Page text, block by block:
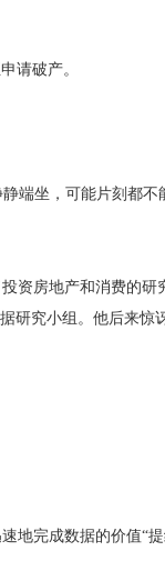
请破产。
端坐，可能片刻都不
资房地产和消费的研
研究小组。他后来惊
地完成数据的价值“